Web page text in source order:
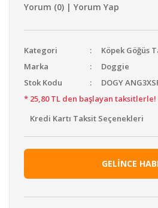
Yorum (0) | Yorum Yap
Kategori
Köpek Göğüs
Marka
Doggie
Stok Kodu
DOGY
* 25,80 TL den başlayan taksitlerle!
Kredi Kartı Taksit Seçenekleri
GELİNCE